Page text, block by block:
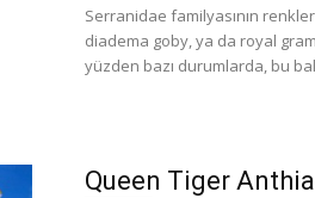
Serranidae familyasının
diadema goby, ya da royal
yüzden bazı durumlarda, bu
Queen Tiger